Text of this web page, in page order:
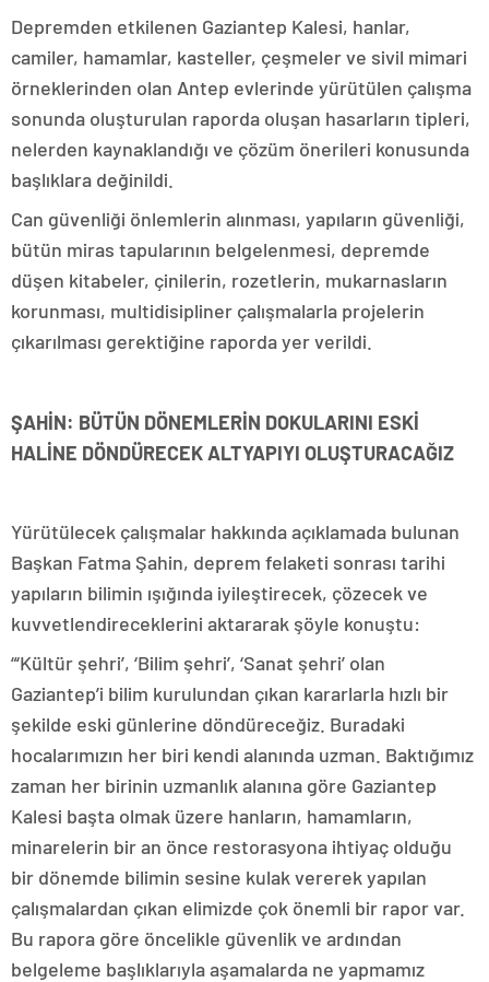
Depremden etkilenen Gaziantep Kalesi, hanlar,
camiler, hamamlar, kasteller, çeşmeler ve sivil mimari
örneklerinden olan Antep evlerinde yürütülen çalışma
sonunda oluşturulan raporda oluşan hasarların tipleri,
nelerden kaynaklandığı ve çözüm önerileri konusunda
başlıklara değinildi.
Can güvenliği önlemlerin alınması, yapıların güvenliği,
bütün miras tapularının belgelenmesi, depremde
düşen kitabeler, çinilerin, rozetlerin, mukarnasların
korunması, multidisipliner çalışmalarla projelerin
çıkarılması gerektiğine raporda yer verildi.
ŞAHİN: BÜTÜN DÖNEMLERİN DOKULARINI ESKİ
HALİNE DÖNDÜRECEK ALTYAPIYI OLUŞTURACAĞIZ
Yürütülecek çalışmalar hakkında açıklamada bulunan
Başkan Fatma Şahin, deprem felaketi sonrası tarihi
yapıların bilimin ışığında iyileştirecek, çözecek ve
kuvvetlendireceklerini aktararak şöyle konuştu:
“‘Kültür şehri’, ‘Bilim şehri’, ‘Sanat şehri’ olan
Gaziantep’i bilim kurulundan çıkan kararlarla hızlı bir
şekilde eski günlerine döndüreceğiz. Buradaki
hocalarımızın her biri kendi alanında uzman. Baktığımız
zaman her birinin uzmanlık alanına göre Gaziantep
Kalesi başta olmak üzere hanların, hamamların,
minarelerin bir an önce restorasyona ihtiyaç olduğu
bir dönemde bilimin sesine kulak vererek yapılan
çalışmalardan çıkan elimizde çok önemli bir rapor var.
Bu rapora göre öncelikle güvenlik ve ardından
belgeleme başlıklarıyla aşamalarda ne yapmamız